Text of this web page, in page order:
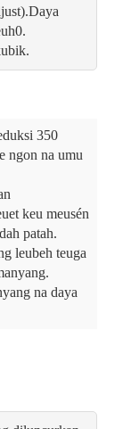
350
ngon na umu
keu meusén
patah.
leubeh teuga
na daya